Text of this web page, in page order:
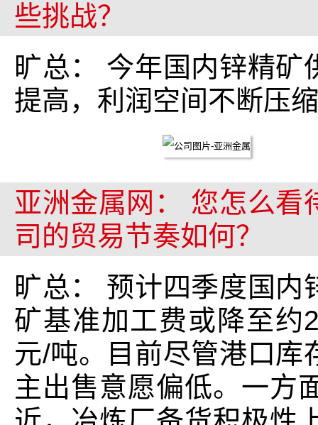
些挑战？
旷总： 今年国内锌精
提高，利润空间不断压
亚洲金属网： 您怎么看
司的贸易节奏如何？
旷总： 预计四季度国
矿基准加工费或降至约
元/吨。目前尽管港口库
主出售意愿偏低。一方